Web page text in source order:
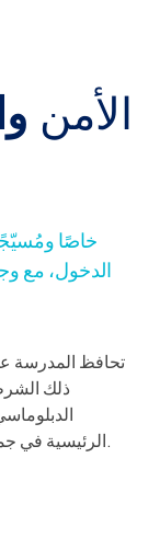
الأمن
الدخول، مع
تحافظ المدرسة
ذلك
الرئيسية في جميع العمليات التي تجري داخل الحرم الجامعي.